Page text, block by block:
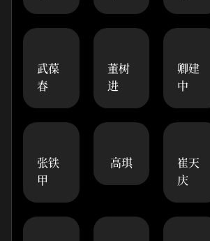
武葆
春
董树
进
卿建
中
张铁
甲
高琪
崔天
庆